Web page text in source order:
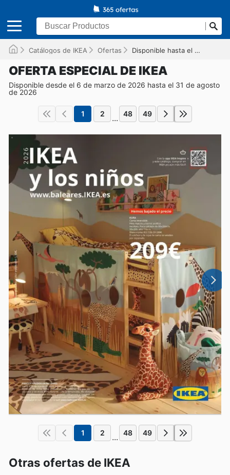
Catálogos de IKEA Ofertas Disponible hasta el 31/08/2026
OFERTA ESPECIAL DE IKEA
Disponible desde el 6 de marzo de 2026 hasta el 31 de agosto
de 2026
1 2 ... 48 49
1 2 ... 48 49
Otras ofertas de IKEA